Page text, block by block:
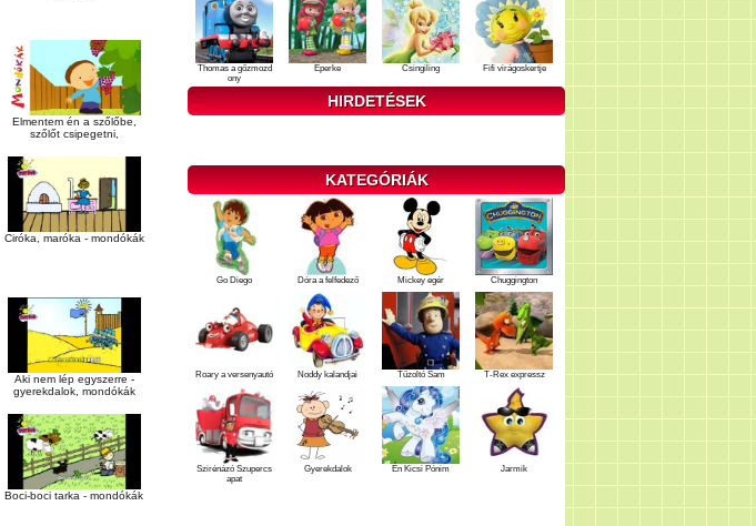
Elmentem én a szőlőbe,
szőlőt csipegetni,
Ciróka, maróka - mondókák
Aki nem lép egyszerre -
gyerekdalok, mondókák
Boci-boci tarka - mondókák
Thomas a gőzmozd
ony
Eperke Csingiling Fifi virágoskertje
HIRDETÉSEK
KATEGÓRIÁK
Go Diego Dóra a felfedező Mickey egér Chuggington
Roary a versenyautó Noddy kalandjai Tűzoltó Sam T-Rex expressz
Szirénázó Szupercs
apat
Gyerekdalok Én Kicsi Pónim Jarmik